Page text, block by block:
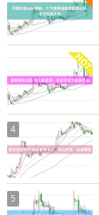
4
5